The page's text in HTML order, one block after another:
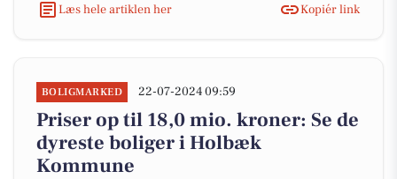
Læs hele artiklen her
Kopiér link
BOLIGMARKED 22-07-2024 09:59
Priser op til 18,0 mio. kroner: Se de
dyreste boliger i Holbæk
Kommune